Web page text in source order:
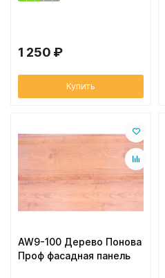
1 250 ₽
Купить
AW9-100 Дерево Понова
Проф фасадная панель